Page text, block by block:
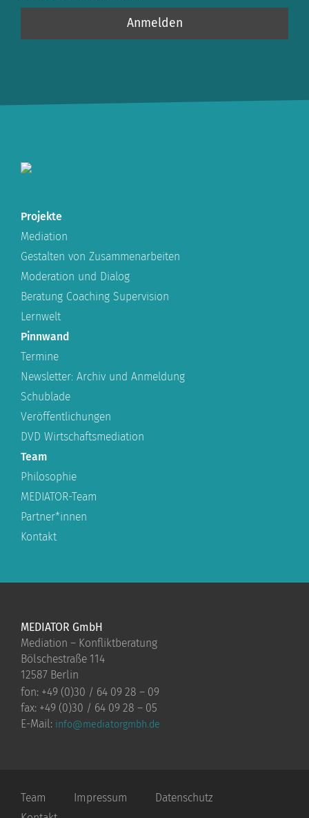
Projekte
Mediation
Gestalten von Zusammenarbeiten
Moderation und Dialog
Beratung Coaching Supervision
Lernwelt
Pinnwand
Termine
Newsletter: Archiv und Anmeldung
Schublade
Veröffentlichungen
DVD Wirtschaftsmediation
Team
Philosophie
MEDIATOR-Team
Partner*innen
Kontakt
MEDIATOR GmbH
Mediation – Konfliktberatung
Bölschestraße 114
12587 Berlin
fon: +49 (0)30 / 64 09 28 – 09
fax: +49 (0)30 / 64 09 28 – 05
E-Mail: info@mediatorgmbh.de
Team Impressum
Datenschutz